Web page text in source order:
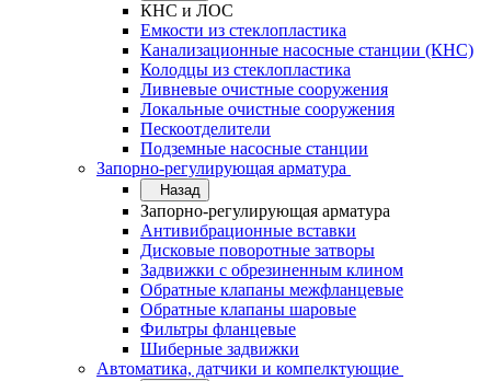
КНС и ЛОС
Емкости из стеклопластика
Канализационные насосные станции (КНС)
Колодцы из стеклопластика
Ливневые очистные сооружения
Локальные очистные сооружения
Пескоотделители
Подземные насосные станции
Запорно-регулирующая арматура
Назад
Запорно-регулирующая арматура
Антивибрационные вставки
Дисковые поворотные затворы
Задвижки с обрезиненным клином
Обратные клапаны межфланцевые
Обратные клапаны шаровые
Фильтры фланцевые
Шиберные задвижки
Автоматика, датчики и компелктующие